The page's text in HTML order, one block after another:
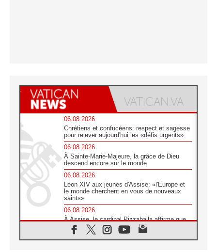
06.08.2026
Chrétiens et confucéens: respect et sagesse
pour relever aujourd'hui les «défis urgents»
06.08.2026
À Sainte-Marie-Majeure, la grâce de Dieu
descend encore sur le monde
06.08.2026
Léon XIV aux jeunes d'Assise: «l'Europe et
le monde cherchent en vous de nouveaux
saints»
06.08.2026
À Assise, le cardinal Pizzaballa affirme que
«les chrétiens veulent la paix»
06.08.2026